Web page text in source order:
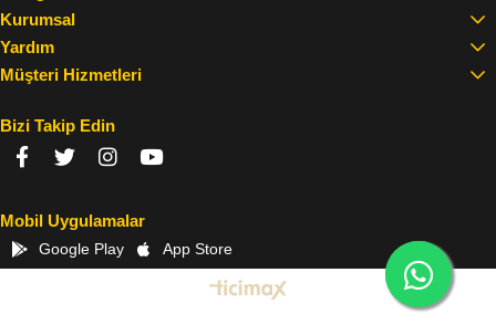
Kurumsal
Yardım
Müşteri Hizmetleri
Bizi Takip Edin
Mobil Uygulamalar
Google Play App Store